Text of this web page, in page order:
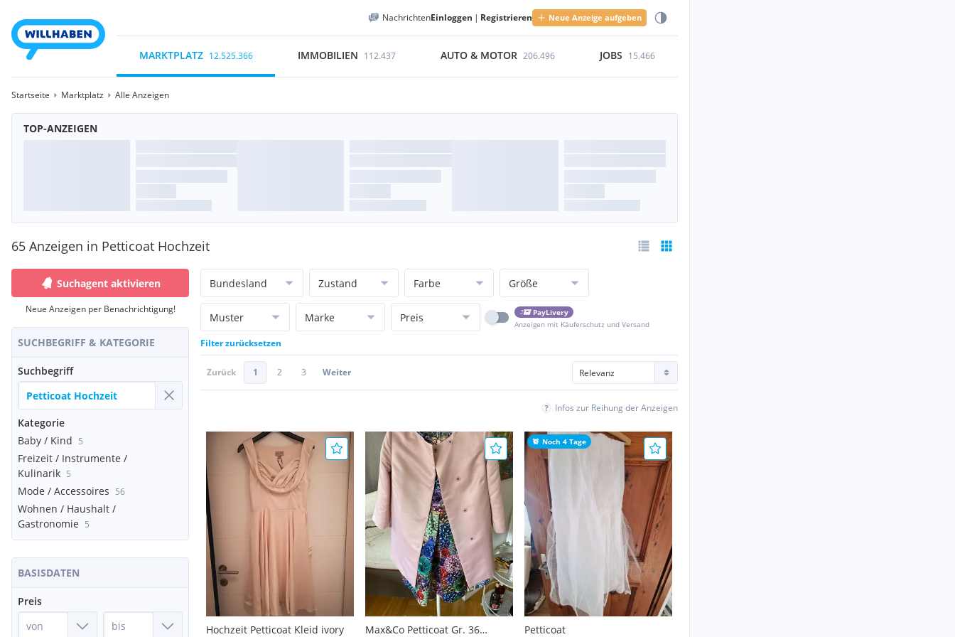
NachrichtenEinloggen | Registrieren Neue Anzeige aufgeben
MARKTPLATZ 12.525.366 IMMOBILIEN 112.437 AUTO & MOTOR 206.496 JOBS 15.466
Startseite Marktplatz Alle Anzeigen
TOP-ANZEIGEN
65 Anzeigen in Petticoat Hochzeit
Suchagent aktivieren
Neue Anzeigen per Benachrichtigung!
SUCHBEGRIFF & KATEGORIE
Suchbegriff
Kategorie
Baby / Kind 5
Freizeit / Instrumente /
Kulinarik 5
Mode / Accessoires 56
Wohnen / Haushalt /
Gastronomie 5
BASISDATEN
Preis
Bundesland Zustand Farbe Größe
Muster Marke Preis
PayLivery
Anzeigen mit Käuferschutz und Versand
Filter zurücksetzen
Zurück 1 2 3 Weiter
Infos zur Reihung der Anzeigen
Hochzeit Petticoat Kleid ivory
Max&Co Petticoat Gr. 36
Noch 4 Tage
Petticoat